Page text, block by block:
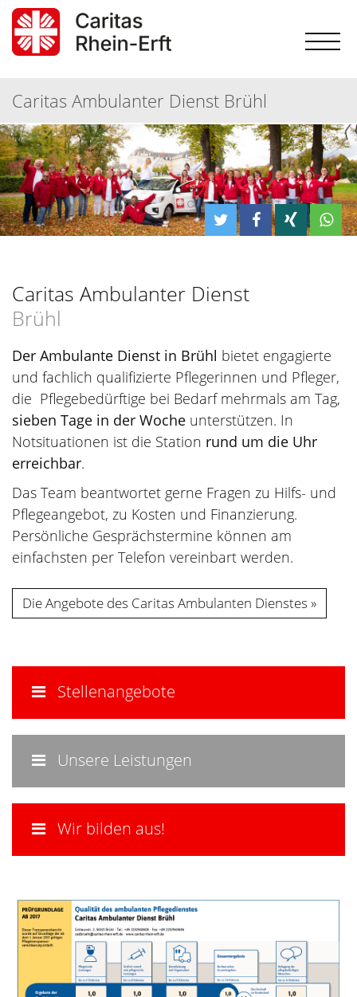
Caritas Ambulanter Dienst Brühl
Caritas Ambulanter Dienst
Brühl
Der Ambulante Dienst in Brühl bietet engagierte
und fachlich qualifizierte Pflegerinnen und Pfleger,
die Pflegebedürftige bei Bedarf mehrmals am Tag,
sieben Tage in der Woche unterstützen. In
Notsituationen ist die Station rund um die Uhr
erreichbar.
Das Team beantwortet gerne Fragen zu Hilfs- und
Pflegeangebot, zu Kosten und Finanzierung.
Persönliche Gesprächstermine können am
einfachsten per Telefon vereinbart werden.
Die Angebote des Caritas Ambulanten Dienstes
Stellenangebote
Unsere Leistungen
Wir bilden aus!